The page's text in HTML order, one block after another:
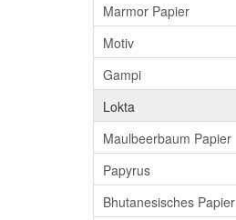
Marmor Papier
Motiv
Gampi
Lokta
Maulbeerbaum Papier
Papyrus
Bhutanesisches Papier